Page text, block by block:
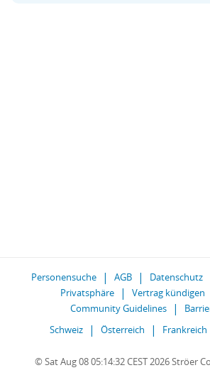
Personensuche AGB Datenschutz
Privatsphäre
Vertrag kündigen
Community Guidelines
Schweiz
Österreich Frankreich
© Sat Aug 08 05:14:32 CEST 2026 Ströer